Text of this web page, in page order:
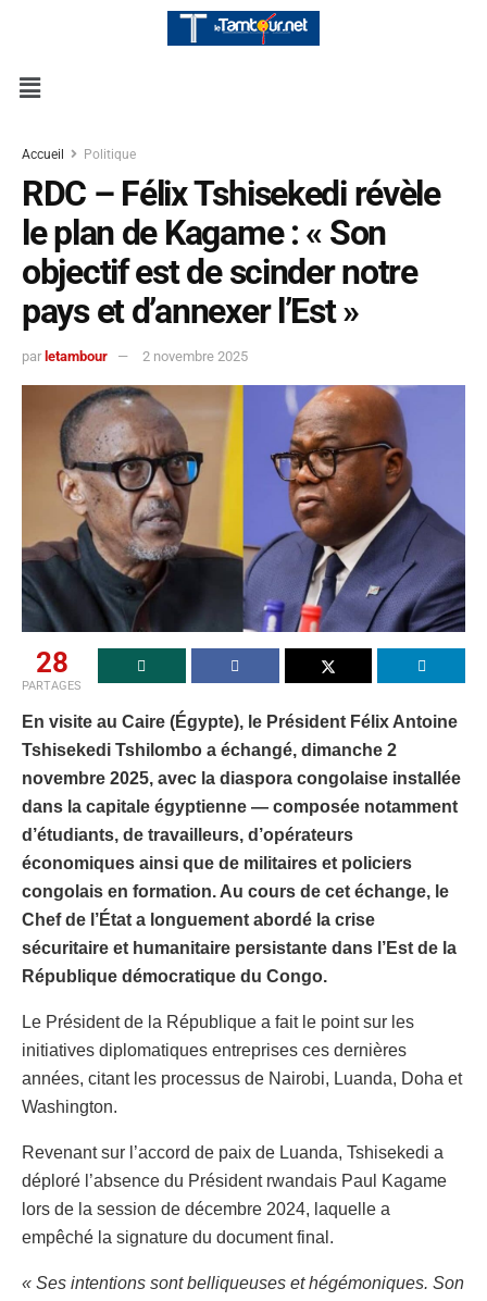
Accueil Politique
RDC – Félix Tshisekedi révèle
le plan de Kagame : « Son
objectif est de scinder notre
pays et d’annexer l’Est »
par letambour 2 novembre 2025
28
PARTAGES
En visite au Caire (Égypte), le Président Félix Antoine
Tshisekedi Tshilombo a échangé, dimanche 2
novembre 2025, avec la diaspora congolaise installée
dans la capitale égyptienne — composée notamment
d’étudiants, de travailleurs, d’opérateurs
économiques ainsi que de militaires et policiers
congolais en formation. Au cours de cet échange, le
Chef de l’État a longuement abordé la crise
sécuritaire et humanitaire persistante dans l’Est de la
République démocratique du Congo.
Le Président de la République a fait le point sur les
initiatives diplomatiques entreprises ces dernières
années, citant les processus de Nairobi, Luanda, Doha et
Washington.
Revenant sur l’accord de paix de Luanda, Tshisekedi a
déploré l’absence du Président rwandais Paul Kagame
lors de la session de décembre 2024, laquelle a
empêché la signature du document final.
« Ses intentions sont belliqueuses et hégémoniques. Son